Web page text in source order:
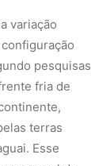
variação
pesquisas
fria de
terras
Esse